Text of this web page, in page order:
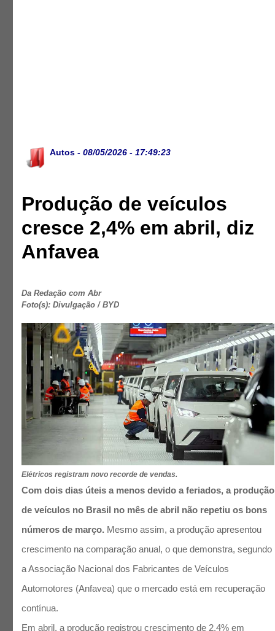
Autos - 08/05/2026 - 17:49:23
Produção de veículos
cresce 2,4% em abril, diz
Anfavea
Da Redação com Abr
Foto(s): Divulgação / BYD
Elétricos registram novo recorde de vendas.
Com dois dias úteis a menos devido a feriados, a produção
de veículos no Brasil no mês de abril não repetiu os bons
números de março. Mesmo assim, a produção apresentou
crescimento na comparação anual, o que demonstra, segundo
a Associação Nacional dos Fabricantes de Veículos
Automotores (Anfavea) que o mercado está em recuperação
contínua.
Em abril, a produção registrou crescimento de 2,4% em